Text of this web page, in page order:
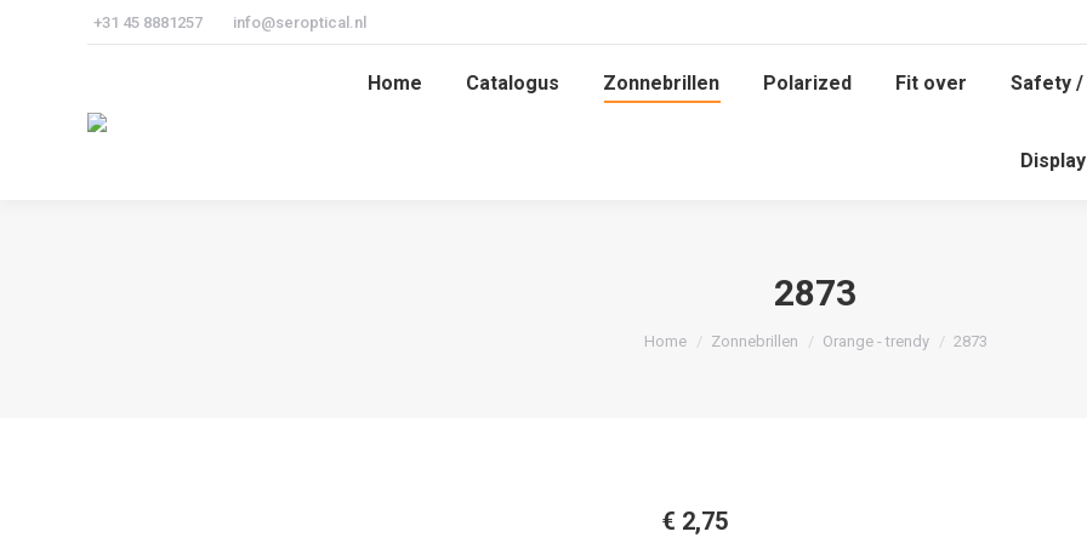
+31 45 8881257 info@seroptical.nl
Home Catalogus Zonnebrillen Polarized Fit over Safety
2873
Je bent hier:
Home Zonnebrillen Orange - trendy 2873
€ 2,75
Home Catalogus Zonnebrillen Polarized Fit over Safety